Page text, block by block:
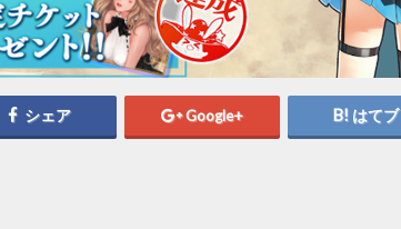
シェア Google+ はてブ